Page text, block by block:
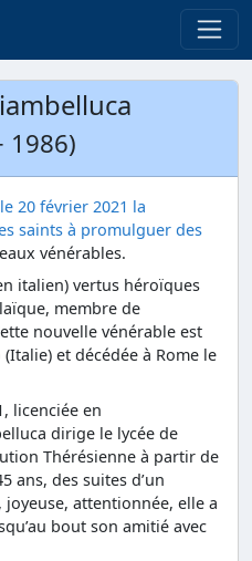
1986)
le 20 février 2021 la
saints à promulguer des
vénérables.
italien) vertus héroïques
membre de
nouvelle vénérable est
et décédée à Rome le
licenciée en
dirige le lycée de
Thérésienne à partir de
ans, des suites d’un
joyeuse, attentionnée, elle a
bout son amitié avec